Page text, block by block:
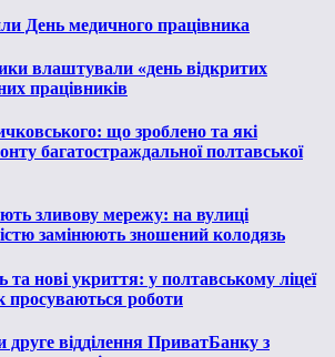
День медичного працівника
влаштували «день відкритих
працівників
що зроблено та які
багатостраждальної полтавської
зливову мережу: на вулиці
замінюють зношений колодязь
та нові укриття: у полтавському ліцеї
просуваються роботи
друге відділення ПриватБанку з